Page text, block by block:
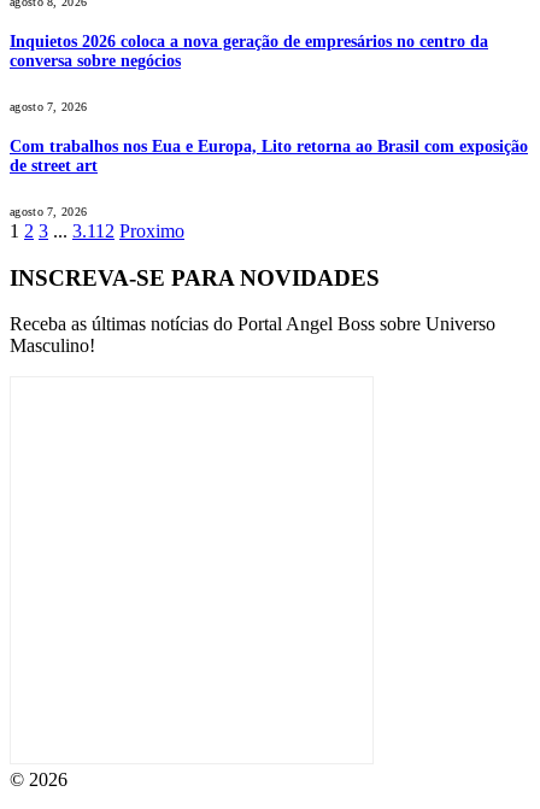
Inquietos 2026 coloca a nova geração de empresários no centro da
conversa sobre negócios
agosto 7, 2026
Com trabalhos nos Eua e Europa, Lito retorna ao Brasil com exposição
de street art
agosto 7, 2026
1 2 3 ... 3.112 Proximo
INSCREVA-SE PARA NOVIDADES
Receba as últimas notícias do Portal Angel Boss sobre Universo
Masculino!
© 2026